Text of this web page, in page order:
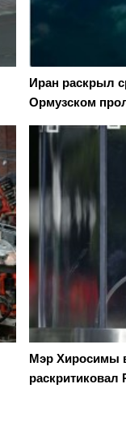
Иран раскрыл
Ормузском
Мэр Хиросимы
раскритиковал